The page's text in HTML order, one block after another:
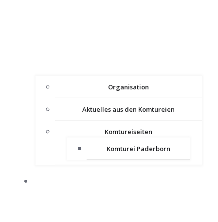
Organisation
Aktuelles aus den Komtureien
Komtureiseiten
Komturei Paderborn